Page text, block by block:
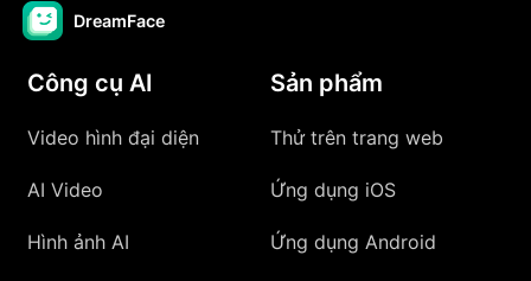
DreamFace
Công cụ AI
Video hình đại diện
AI Video
Hình ảnh AI
Sản phẩm
Thử trên trang web
Ứng dụng iOS
Ứng dụng Android